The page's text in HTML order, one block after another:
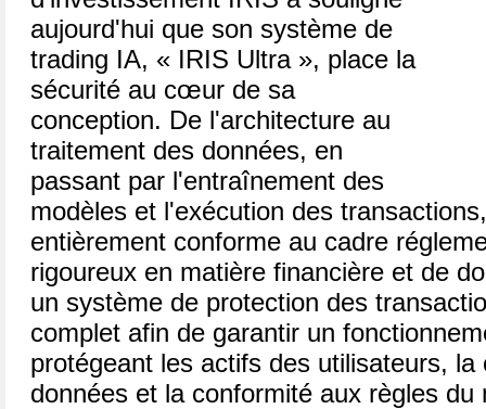
aujourd'hui que son système de
trading IA, « IRIS Ultra », place la
sécurité au cœur de sa
conception. De l'architecture au
traitement des données, en
passant par l'entraînement des
modèles et l'exécution des
entièrement conforme au cadre
rigoureux en matière financière et de
un système de protection des
complet afin de garantir un
protégeant les actifs des utilisateurs, la
données et la conformité aux règles du